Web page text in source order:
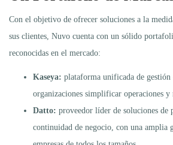
Con el objetivo de ofrecer soluciones a la
sus clientes, Nuvo cuenta con un sólido
reconocidas en el mercado:
Kaseya: plataforma unificada de
organizaciones simplificar operaciones y
Datto: proveedor líder de soluciones de
continuidad de negocio, con una amplia